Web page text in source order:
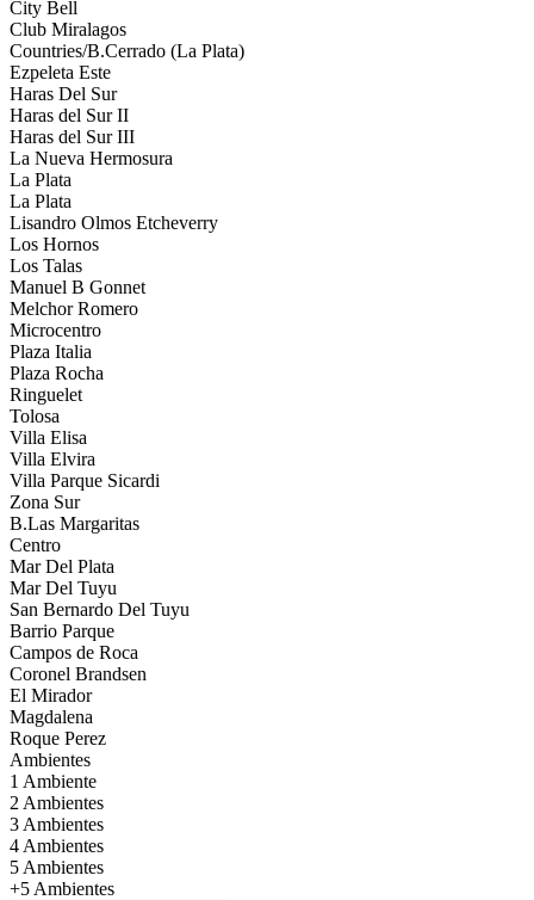
City Bell
Club Miralagos
Countries/B.Cerrado (La Plata)
Ezpeleta Este
Haras Del Sur
Haras del Sur II
Haras del Sur III
La Nueva Hermosura
La Plata
La Plata
Lisandro Olmos Etcheverry
Los Hornos
Los Talas
Manuel B Gonnet
Melchor Romero
Microcentro
Plaza Italia
Plaza Rocha
Ringuelet
Tolosa
Villa Elisa
Villa Elvira
Villa Parque Sicardi
Zona Sur
B.Las Margaritas
Centro
Mar Del Plata
Mar Del Tuyu
San Bernardo Del Tuyu
Barrio Parque
Campos de Roca
Coronel Brandsen
El Mirador
Magdalena
Roque Perez
Ambientes
1 Ambiente
2 Ambientes
3 Ambientes
4 Ambientes
5 Ambientes
+5 Ambientes